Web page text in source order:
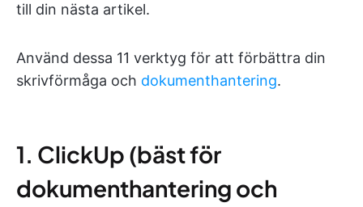
till din nästa artikel.
Använd dessa 11 verktyg för att förbättra din
skrivförmåga och dokumenthantering.
1. ClickUp (bäst för
dokumenthantering och